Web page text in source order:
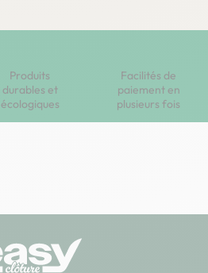
Produits
durables et
écologiques
Facilités de
paiement en
plusieurs fois